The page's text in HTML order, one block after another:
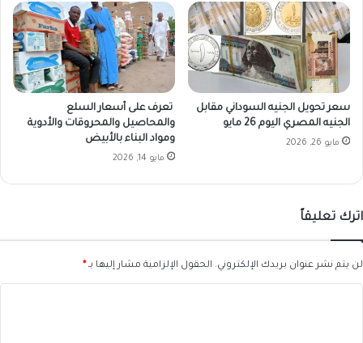
ي
رً
ا
مً
ا
ل
و
س
ك
سعر تحويل الجنيه السوداني مقابل
الجنيه المصري اليوم 26 مايو
مايو 26, 2026
تعرف على أسعار السلع
والمحاصيل والمحروقات والأدوية
ومواد البناء بالأبيض
مايو 14, 2026
اترك تعليقاً
لن يتم نشر عنوان بريدك الإلكتروني. الحقول الإلزامية مشار إليها بـ*